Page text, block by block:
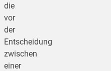
die
vor
der
Entscheidung
zwischen
einer